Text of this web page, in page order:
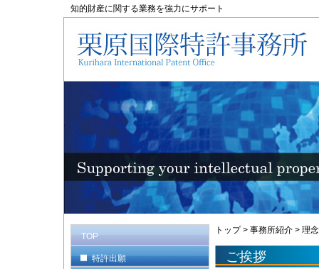
知的財産に関する業務を強力にサポート
トップ> 事務所紹介 > 理念
ご挨拶
TOP
特許出願